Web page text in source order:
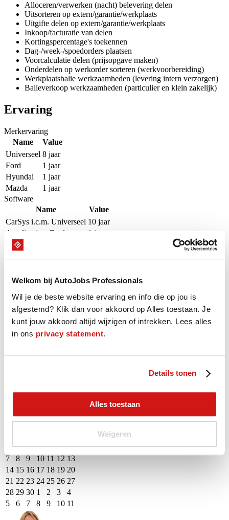
Welkom bij AutoJobs Professionals
Wil je de beste website ervaring en info die op jou is
afgestemd? Klik dan voor akkoord op Alles toestaan. Je
kunt jouw akkoord altijd wijzigen of intrekken. Lees alles
in ons privacy statement.
Details tonen
Alles toestaan
Weigeren
Alloceren/verwerken (nacht) belevering delen
Uitsorteren op extern/garantie/werkplaats
Uitgifte delen op extern/garantie/werkplaats
Inkoop/facturatie van delen
Kortingspercentage's toekennen
Dag-/week-/spoedorders plaatsen
Voorcalculatie delen (prijsopgave maken)
Onderdelen op werkorder sorteren (werkvoorbereiding)
Werkplaatsbalie werkzaamheden (levering intern verzorgen)
Balieverkoop werkzaamheden (particulier en klein zakelijk)
Ervaring
Merkervaring
Name
Value
Universeel 8 jaar
Ford
1 jaar
Hyundai
1 jaar
Mazda
1 jaar
Software
Name
Value
CarSys i.c.m. Universeel 10 jaar
Autoline icm Ford
1 jaar
CarIT icm Hyundai
Beschikbaarheid
Onze Professional is de komende 16 weken beschikbaar op groen
gemarkeerde dagen.
augustus - september 2026
M D W D V Z Z
31 1 2 3 4 5
6
31 1 2 3 4 5
6
7
8 9 10 11 12 13
14 15 16 17 18 19 20
21 22 23 24 25 26 27
28 29 30 1 2 3
4
5
6 7 8 9 10 11
Event Date, augustus - september 2026